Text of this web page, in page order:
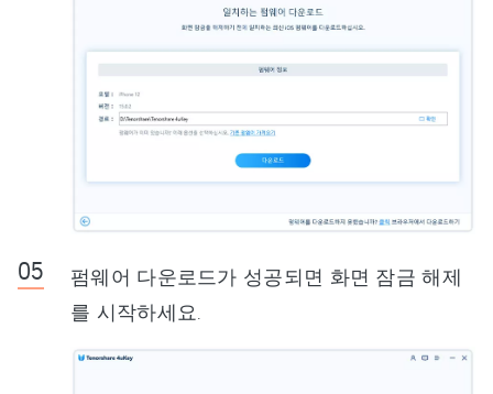
펌웨어 다운로드가 성공되면 화면 잠금 해제
를 시작하세요.